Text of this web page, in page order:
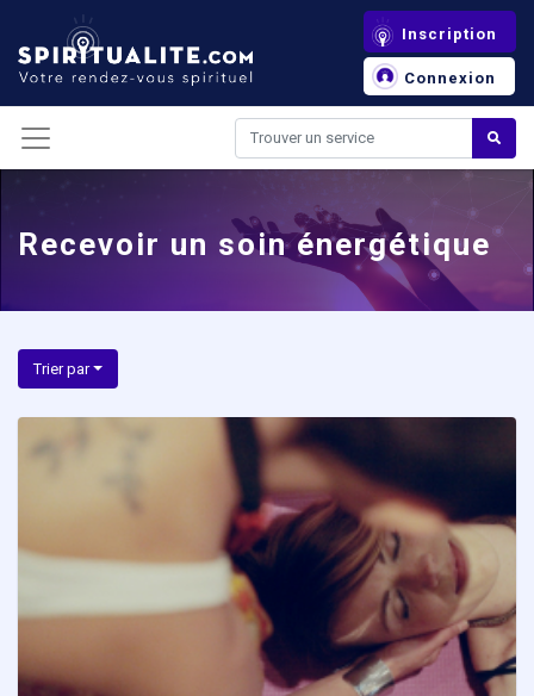
Inscription
Connexion
Recevoir un soin énergétique
Trier par